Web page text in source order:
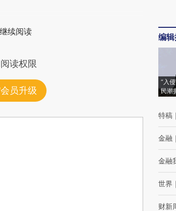
续阅读
读权限
员升级
编
“入
民潮
特稿 ｜
金融 ｜
金融
世界 ｜
财新